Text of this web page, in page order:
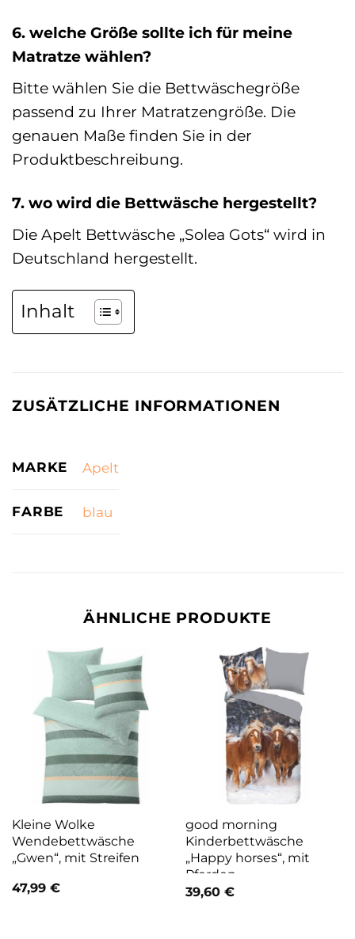
6. welche Größe sollte ich für meine
Matratze wählen?
Bitte wählen Sie die Bettwäschegröße
passend zu Ihrer Matratzengröße. Die
genauen Maße finden Sie in der
Produktbeschreibung.
7. wo wird die Bettwäsche hergestellt?
Die Apelt Bettwäsche „Solea Gots“ wird in
Deutschland hergestellt.
Inhalt
ZUSÄTZLICHE INFORMATIONEN
MARKE Apelt
FARBE blau
ÄHNLICHE PRODUKTE
Kleine Wolke
Wendebettwäsche
„Gwen“, mit Streifen
47,99 €
good morning
Kinderbettwäsche
„Happy horses“, mit
Pferden
39,60 €